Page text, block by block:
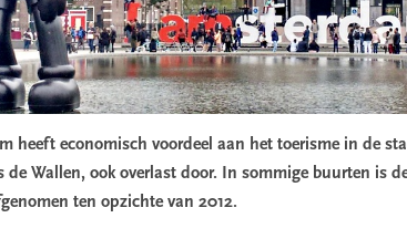
heeft economisch voordeel aan het toerisme in de
Wallen, ook overlast door. In sommige buurten is
ten opzichte van 2012.